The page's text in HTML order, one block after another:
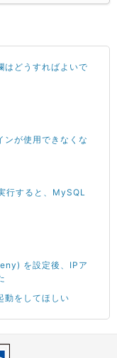
はどうすればよいで
ンが使用できなくな
すると、MySQL
を設定後、IPア
動をしてほしい